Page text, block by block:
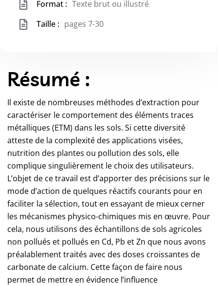
Format : Texte brut ou illustré
Taille : pages 7-30
Résumé :
Il existe de nombreuses méthodes d’extraction pour
caractériser le comportement des éléments traces
métalliques (ETM) dans les sols. Si cette diversité
atteste de la complexité des applications visées,
nutrition des plantes ou pollution des sols, elle
complique singulièrement le choix des utilisateurs.
L’objet de ce travail est d’apporter des précisions sur le
mode d’action de quelques réactifs courants pour en
faciliter la sélection, tout en essayant de mieux cerner
les mécanismes physico-chimiques mis en œuvre. Pour
cela, nous utilisons des échantillons de sols agricoles
non pollués et pollués en Cd, Pb et Zn que nous avons
préalablement traités avec des doses croissantes de
carbonate de calcium. Cette façon de faire nous
permet de mettre en évidence l’influence